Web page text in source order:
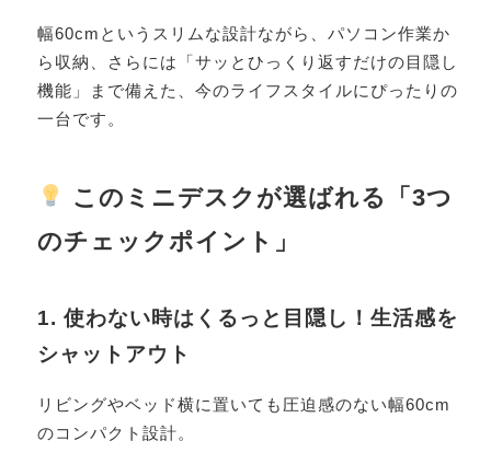
幅60cmというスリムな設計ながら、パソコン作業か
ら収納、さらには「サッとひっくり返すだけの目隠し
機能」まで備えた、今のライフスタイルにぴったりの
一台です。
このミニデスクが選ばれる「3つ
のチェックポイント」
1. 使わない時はくるっと目隠し！生活感を
シャットアウト
リビングやベッド横に置いても圧迫感のない幅60cm
のコンパクト設計。